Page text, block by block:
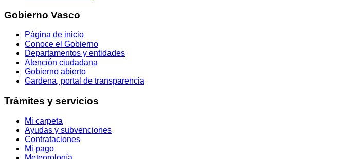
Gobierno Vasco
Página de inicio
Conoce el Gobierno
Departamentos y entidades
Atención ciudadana
Gobierno abierto
Gardena, portal de transparencia
Trámites y servicios
Mi carpeta
Ayudas y subvenciones
Contrataciones
Mi pago